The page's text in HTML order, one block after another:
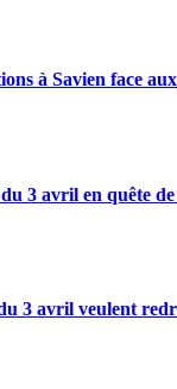
à Savien face
3 avril en quête
3 avril veulent